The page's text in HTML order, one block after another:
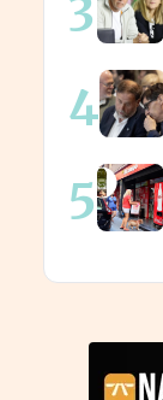
3
4
5